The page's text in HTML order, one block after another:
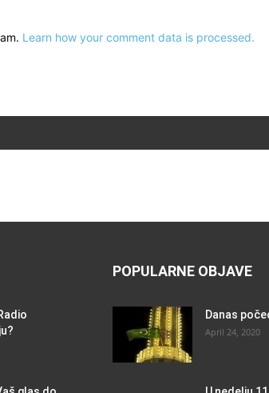
Learn how your comment data is processed.
POPULARNE OBJAVE
Danas
April 24, 2020